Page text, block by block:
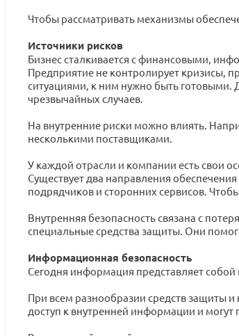
Чтобы рассматривать механизмы
Источники рисков
Бизнес сталкивается с финансовыми,
Предприятие не контролирует кризисы,
ситуациями, к ним нужно быть готовыми.
чрезвычайных случаев.
На внутренние риски можно влиять.
несколькими поставщиками.
У каждой отрасли и компании есть свои
Существует два направления
подрядчиков и сторонних сервисов.
Внутренняя безопасность связана с
специальные средства защиты. Они
Информационная безопасность
Сегодня информация представляет
При всем разнообразии средств защиты и
доступ к внутренней информации и